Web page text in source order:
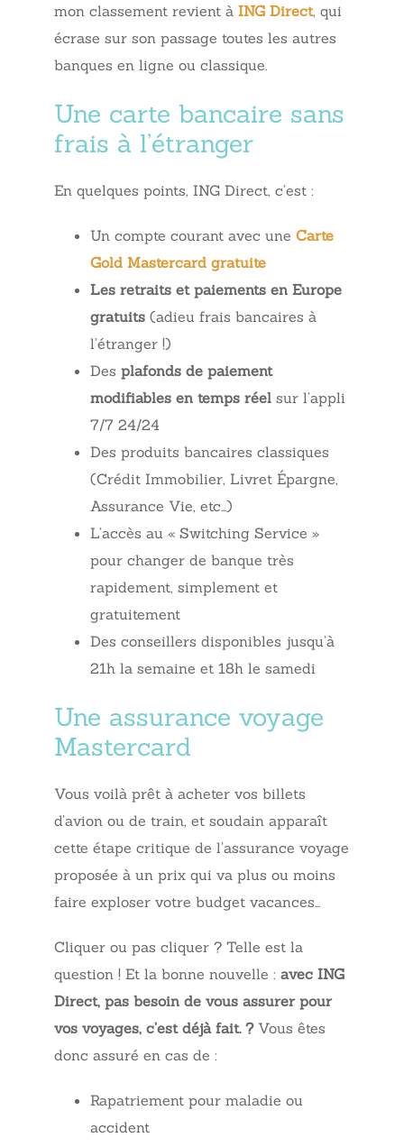
mon classement revient à ING Direct, qui
écrase sur son passage toutes les autres
banques en ligne ou classique.
Une carte bancaire sans
frais à l’étranger
En quelques points, ING Direct, c’est :
Un compte courant avec une Carte
Gold Mastercard gratuite
Les retraits et paiements en Europe
gratuits (adieu frais bancaires à
l’étranger !)
Des plafonds de paiement
modifiables en temps réel sur l’appli
7/7 24/24
Des produits bancaires classiques
(Crédit Immobilier, Livret Épargne,
Assurance Vie, etc…)
L’accès au « Switching Service »
pour changer de banque très
rapidement, simplement et
gratuitement
Des conseillers disponibles jusqu’à
21h la semaine et 18h le samedi
Une assurance voyage
Mastercard
Vous voilà prêt à acheter vos billets
d’avion ou de train, et soudain apparaît
cette étape critique de l’assurance voyage
proposée à un prix qui va plus ou moins
faire exploser votre budget vacances…
Cliquer ou pas cliquer ? Telle est la
question ! Et la bonne nouvelle : avec ING
Direct, pas besoin de vous assurer pour
vos voyages, c’est déjà fait. ? Vous êtes
donc assuré en cas de :
Rapatriement pour maladie ou
accident